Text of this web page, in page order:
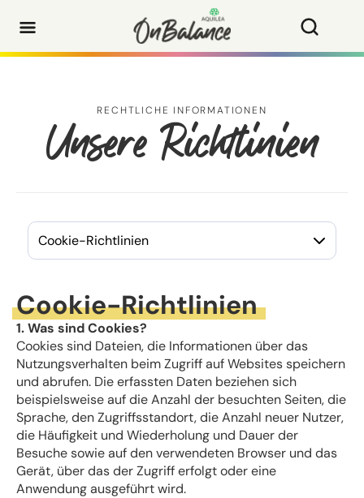
RECHTLICHE INFORMATIONEN
Unsere Richtlinien
Cookie-Richtlinien
1. Was sind Cookies?
Cookies sind Dateien, die Informationen über das
Nutzungsverhalten beim Zugriff auf Websites speichern
und abrufen. Die erfassten Daten beziehen sich
beispielsweise auf die Anzahl der besuchten Seiten, die
Sprache, den Zugriffsstandort, die Anzahl neuer Nutzer,
die Häufigkeit und Wiederholung und Dauer der
Besuche sowie auf den verwendeten Browser und das
Gerät, über das der Zugriff erfolgt oder eine
Anwendung ausgeführt wird.